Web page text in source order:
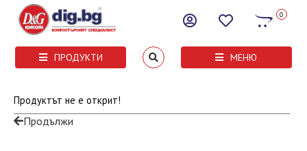
0
ПРОДУКТИ МЕНЮ
Продуктът не е открит!
Продължи